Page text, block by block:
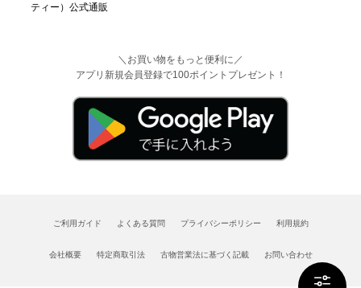
＼お買い物をもっと便利に／
アプリ新規会員登録で100ポイントプレゼント！
ご利用ガイド よくある質問 プライバシーポリシー 利用規約
会社概要 特定商取引法 古物営業法に基づく記載 お問い合わせ